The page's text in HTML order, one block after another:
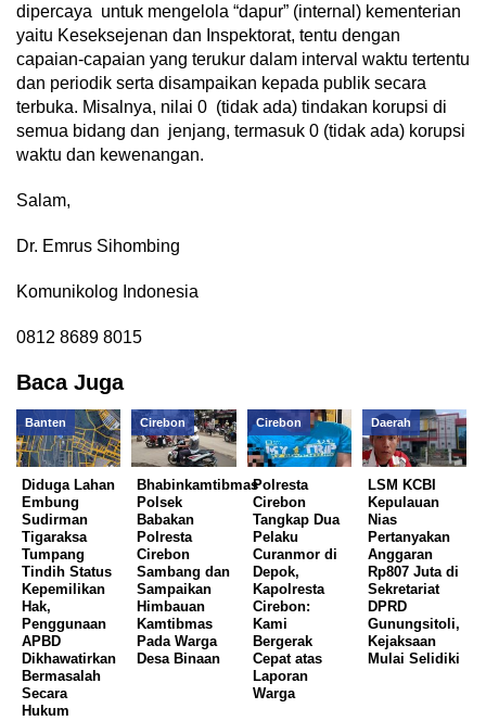
dipercaya untuk mengelola “dapur” (internal) kementerian
yaitu Keseksejenan dan Inspektorat, tentu dengan
capaian-capaian yang terukur dalam interval waktu tertentu
dan periodik serta disampaikan kepada publik secara
terbuka. Misalnya, nilai 0 (tidak ada) tindakan korupsi di
semua bidang dan jenjang, termasuk 0 (tidak ada) korupsi
waktu dan kewenangan.
Salam,
Dr. Emrus Sihombing
Komunikolog Indonesia
0812 8689 8015
Baca Juga
Banten
Diduga Lahan
Embung
Sudirman
Tigaraksa
Tumpang
Tindih Status
Kepemilikan
Hak,
Penggunaan
APBD
Dikhawatirkan
Bermasalah
Secara
Hukum
Cirebon
Bhabinkamtibmas
Polsek
Babakan
Polresta
Cirebon
Sambang dan
Sampaikan
Himbauan
Kamtibmas
Pada Warga
Desa Binaan
Cirebon
Polresta
Cirebon
Tangkap Dua
Pelaku
Curanmor di
Depok,
Kapolresta
Cirebon:
Kami
Bergerak
Cepat atas
Laporan
Warga
Daerah
LSM KCBI
Kepulauan
Nias
Pertanyakan
Anggaran
Rp807 Juta di
Sekretariat
DPRD
Gunungsitoli,
Kejaksaan
Mulai Selidiki